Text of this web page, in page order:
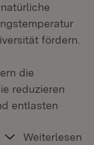
fördern.
die
reduzieren
entlasten
Weiterlesen